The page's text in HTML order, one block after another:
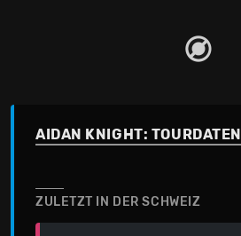
AIDAN KNIGHT: TOURDATEN
ZULETZT IN DER SCHWEIZ